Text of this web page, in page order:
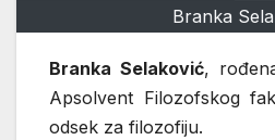
Branka
Branka Selaković,
Apsolvent Filozofskog
odsek za filozofiju.